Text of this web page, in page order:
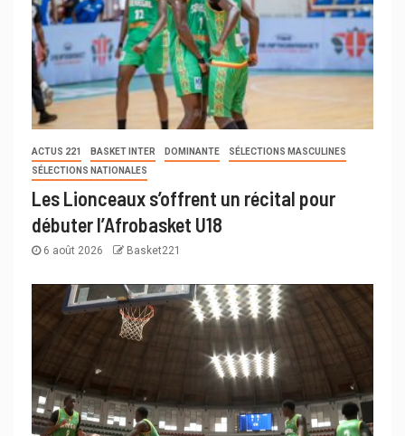
ACTUS 221 BASKET INTER DOMINANTE
SÉLECTIONS MASCULINES
SÉLECTIONS NATIONALES
Les Lionceaux s’offrent un récital pour
débuter l’Afrobasket U18
6 août 2026 Basket221